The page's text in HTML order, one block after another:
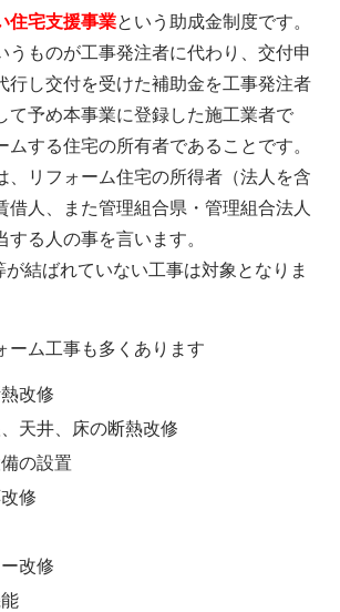
住宅支援事業という助成金制度です。
うものが工事発注者に代わり、交付申
行し交付を受けた補助金を工事発注者
て予め本事業に登録した施工業者で
ムする住宅の所有者であることです。
、リフォーム住宅の所得者（法人を含
借人、また管理組合県・管理組合法人
する人の事を言います。
結ばれていない工事は対象となりま
ーム工事も多くあります
改修
天井、床の断熱改修
の設置
修
改修